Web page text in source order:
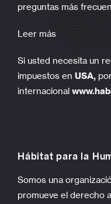
preguntas más
Leer más
Si usted necesita un
impuestos en USA,
internacional
Hábitat para la
Somos una
promueve el derecho